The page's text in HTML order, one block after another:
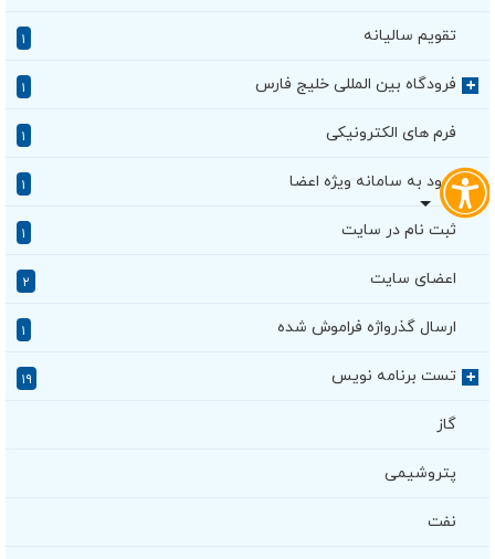
تقویم سالیانه
+ فرودگاه بین المللی خلیج فارس
فرم های الکترونیکی
ورود به سامانه ویژه اعضا
ثبت نام در سایت
اعضای سایت ۲
ارسال گذرواژه فراموش شده
+ تست برنامه نویس ۱۹
گاز
پتروشیمی
نفت